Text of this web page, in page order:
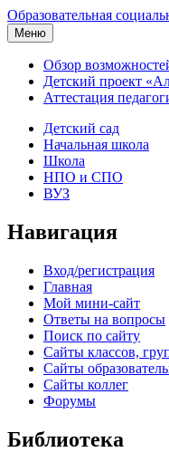
Образовательная
Меню
Обзор
Детский проект
Аттестация
Детский сад
Начальная школа
Школа
НПО и СПО
ВУЗ
Навигация
Вход/регистрация
Главная
Мой мини-сайт
Ответы на вопросы
Поиск по сайту
Сайты классов,
Сайты
Сайты коллег
Форумы
Библиотека